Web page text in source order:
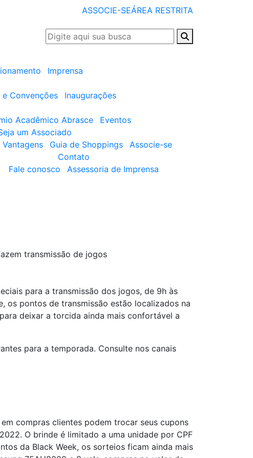
ASSOCIE-SEÁREA RESTRITA
Imprensa
Convenções
Inaugurações
Acadêmico Abrasce
Eventos
um Associado
Vantagens Guia de Shoppings
Associe-se
Contato
Fale conosco
Assessoria de Imprensa
transmissão de jogos
para a transmissão dos jogos, de 9h às
os pontos de transmissão estão localizados na
deixar a torcida ainda mais confortável a
para a temporada. Consulte nos canais
compras clientes podem trocar seus cupons
O brinde é limitado a uma unidade por CPF
da Black Week, os sorteios ficam ainda mais